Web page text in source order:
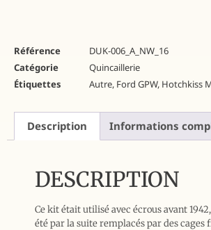
Référence
DUK-006_A_NW_16
Catégorie
Quincaillerie
Étiquettes
Autre, Ford GPW, Hotchkiss
Description Informations
DESCRIPTION
Ce kit était utilisé avec écrous avant
été par la suite remplacés par des cages